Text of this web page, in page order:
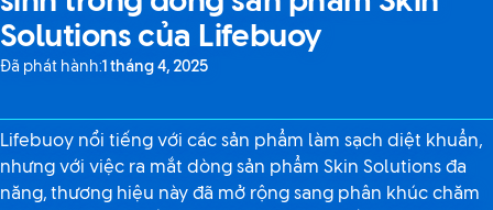
Solutions của Lifebuoy
Đã phát hành:1 tháng 4, 2025
Lifebuoy nổi tiếng với các sản phẩm làm sạch diệt khuẩn,
nhưng với việc ra mắt dòng sản phẩm Skin Solutions đa
năng, thương hiệu này đã mở rộng sang phân khúc chăm